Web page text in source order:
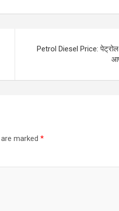
Petrol Diesel Price:
marked *